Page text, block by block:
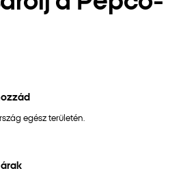
egész területén.